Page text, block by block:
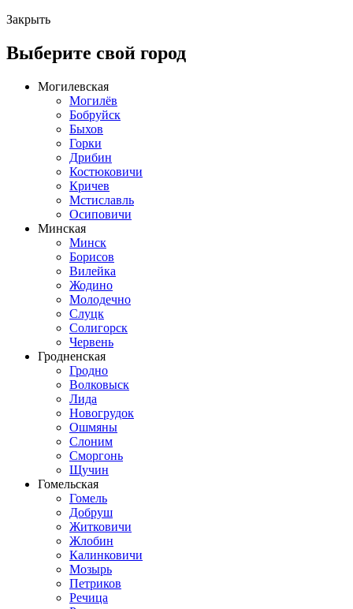
Закрыть
Выберите свой город
Могилевская
Могилёв
Бобруйск
Быхов
Горки
Дрибин
Костюковичи
Кричев
Мстиславль
Осиповичи
Минская
Минск
Борисов
Вилейка
Жодино
Молодечно
Слуцк
Солигорск
Червень
Гродненская
Гродно
Волковыск
Лида
Новогрудок
Ошмяны
Слоним
Сморгонь
Щучин
Гомельская
Гомель
Добруш
Житковичи
Жлобин
Калинковичи
Мозырь
Петриков
Речица